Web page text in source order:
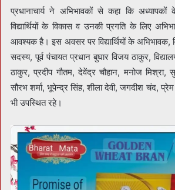
प्रधानाचार्य ने अभिभावकों से कहा कि
विद्यार्थियों के विकास व उनकी प्रगति के लिए
आवश्यक है। इस अवसर पर विद्यार्थियों के अभिभावक,
सदस्य, पूर्व पंचायत प्रधान बुघार विजय ठाकुर,
ठाकुर, प्रदीप गौतम, देवेंद्र चौहान, मनोज
सौरभ शर्मा, भूपेन्द्र सिंह, शीला देवी, जगदीश चंद, प्रेम
भी उपस्थित रहे।